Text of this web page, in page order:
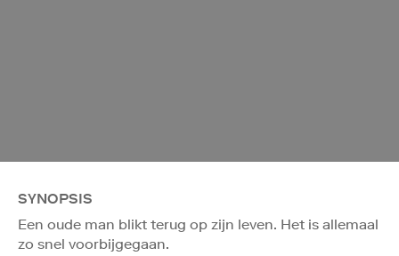
SYNOPSIS
Een oude man blikt terug op zijn leven. Het is allemaal
zo snel voorbijgegaan.